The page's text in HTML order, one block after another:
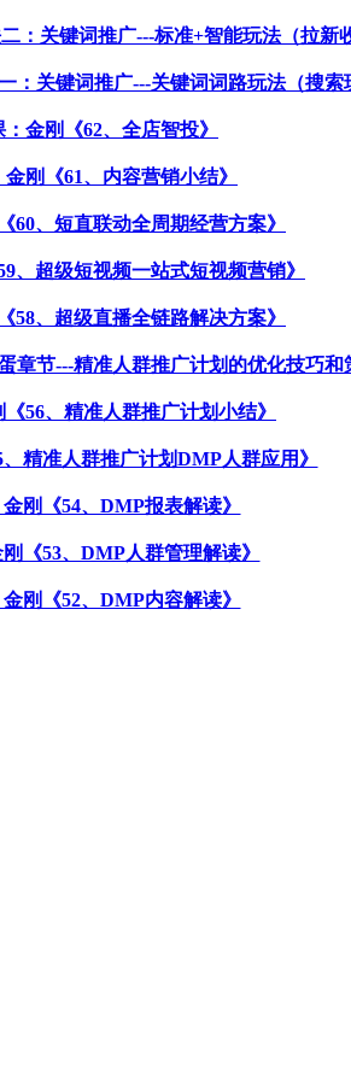
：关键词推广---标准+智能玩法（拉新
：关键词推广---关键词词路玩法（搜索
金刚《62、全店智投》
刚《61、内容营销小结》
60、短直联动全周期经营方案》
、超级短视频一站式短视频营销》
58、超级直播全链路解决方案》
章节---精准人群推广计划的优化技巧和
56、精准人群推广计划小结》
精准人群推广计划DMP人群应用》
刚《54、DMP报表解读》
《53、DMP人群管理解读》
刚《52、DMP内容解读》